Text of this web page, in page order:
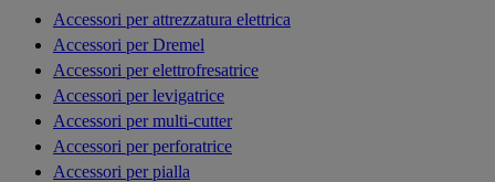
Accessori per attrezzatura elettrica
Accessori per Dremel
Accessori per elettrofresatrice
Accessori per levigatrice
Accessori per multi-cutter
Accessori per perforatrice
Accessori per pialla